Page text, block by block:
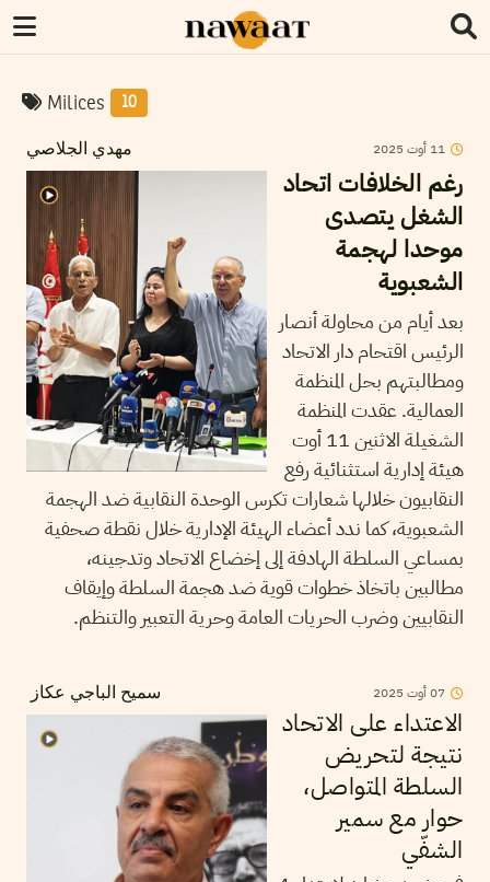
Milices 10
مهدي الجلاصي 11 أوت 2025
رغم الخلافات اتحاد
الشغل يتصدى
موحدا لهجمة
الشعبوية
بعد أيام من محاولة أنصار
الرئيس اقتحام دار الاتحاد
ومطالبتهم بحل المنظمة
العمالية. عقدت المنظمة
الشغيلة الاثنين 11 أوت
هيئة إدارية استثنائية رفع
النقابيون خلالها شعارات تكرس الوحدة النقابية ضد الهجمة
الشعبوية، كما ندد أعضاء الهيئة الإدارية خلال نقطة صحفية
بمساعي السلطة الهادفة إلى إخضاع الاتحاد وتدجينه،
مطالبين باتخاذ خطوات قوية ضد هجمة السلطة وإيقاف
النقابيين وضرب الحريات العامة وحرية التعبير والتنظم.
سميح الباجي عكاز 07أوت 2025
الاعتداء على الاتحاد
نتيجة لتحريض
السلطة المتواصل،
حوار مع سمير
الشفّي